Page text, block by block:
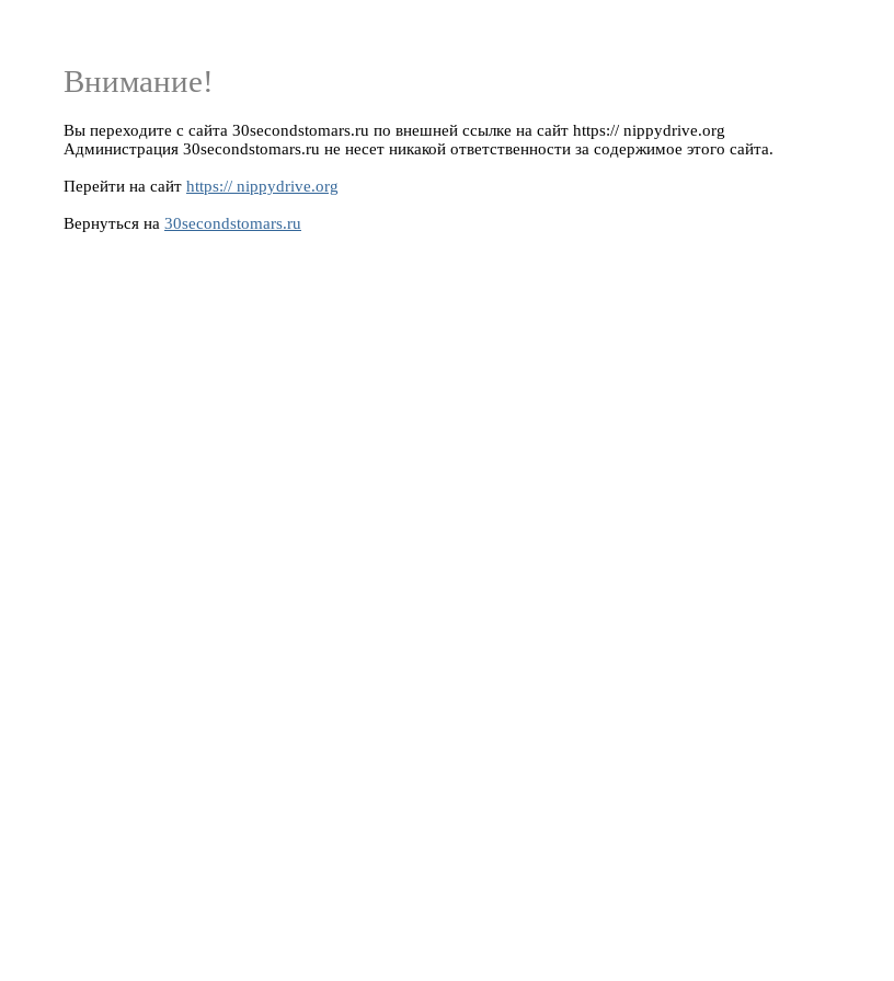
Внимание!
Вы переходите с сайта 30secondstomars.ru по внешней ссылке на сайт https:// nippydrive.org
Администрация 30secondstomars.ru не несет никакой ответственности за содержимое этого сайта.
Перейти на сайт https:// nippydrive.org
Вернуться на 30secondstomars.ru